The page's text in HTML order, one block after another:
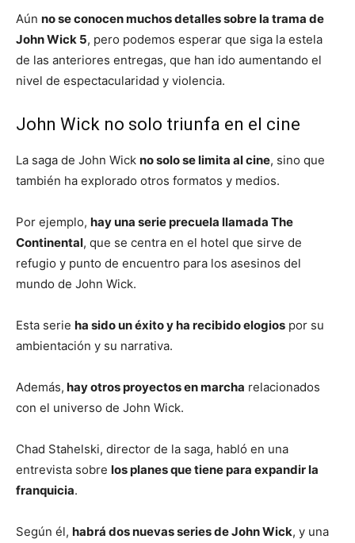
Aún no se conocen muchos detalles sobre la trama de
John Wick 5, pero podemos esperar que siga la estela
de las anteriores entregas, que han ido aumentando el
nivel de espectacularidad y violencia.
John Wick no solo triunfa en el cine
La saga de John Wick no solo se limita al cine, sino que
también ha explorado otros formatos y medios.
Por ejemplo, hay una serie precuela llamada The
Continental, que se centra en el hotel que sirve de
refugio y punto de encuentro para los asesinos del
mundo de John Wick.
Esta serie ha sido un éxito y ha recibido elogios por su
ambientación y su narrativa.
Además, hay otros proyectos en marcha relacionados
con el universo de John Wick.
Chad Stahelski, director de la saga, habló en una
entrevista sobre los planes que tiene para expandir la
franquicia.
Según él, habrá dos nuevas series de John Wick, y una